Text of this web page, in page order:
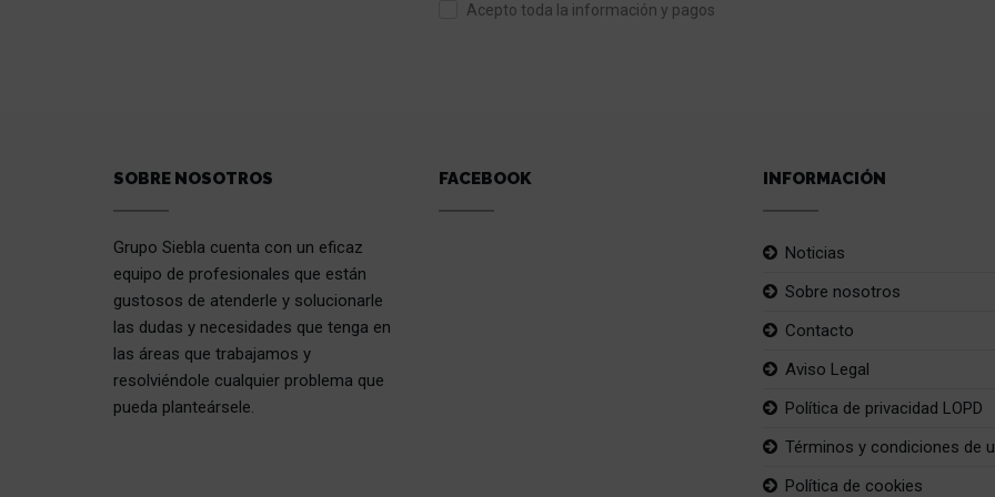
Acepto toda la información y pagos
SOBRE NOSOTROS
Grupo Siebla cuenta con un eficaz
equipo de profesionales que están
gustosos de atenderle y solucionarle
las dudas y necesidades que tenga en
las áreas que trabajamos y
resolviéndole cualquier problema que
pueda planteársele.
FACEBOOK INFORMACIÓN
Noticias
Sobre nosotros
Contacto
Aviso Legal
Política de privacidad LOPD
Términos y condiciones de
Política de cookies